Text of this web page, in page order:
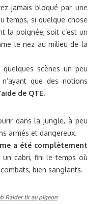
jamais bloqué par une
temps, si quelque chose
la poignée, soit c’est un
le nez au milieu de la
scènes un peu
que des notions
de QTE.
dans la jungle, à peu
armés et dangereux.
a été complètement
cabri, fini le temps où
bien sanglants.